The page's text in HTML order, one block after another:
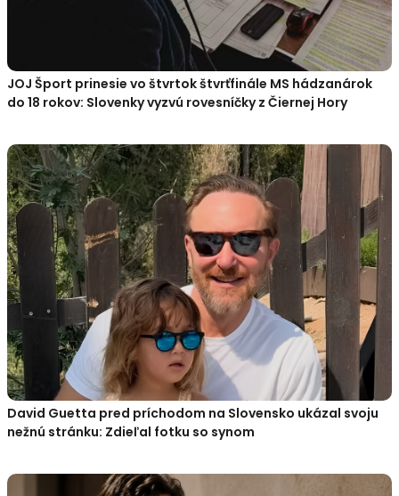
JOJ Šport prinesie vo štvrtok štvrťfinále MS hádzanárok
do 18 rokov: Slovenky vyzvú rovesníčky z Čiernej Hory
David Guetta pred príchodom na Slovensko ukázal svoju
nežnú stránku: Zdieľal fotku so synom